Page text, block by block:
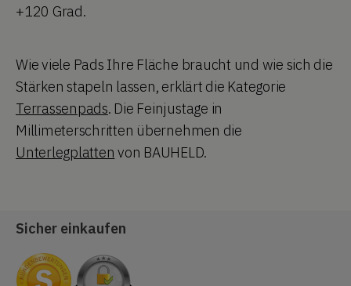
+120 Grad.
Wie viele Pads Ihre Fläche braucht und wie sich die
Stärken stapeln lassen, erklärt die Kategorie
Terrassenpads. Die Feinjustage in
Millimeterschritten übernehmen die
Unterlegplatten von BAUHELD.
Sicher einkaufen